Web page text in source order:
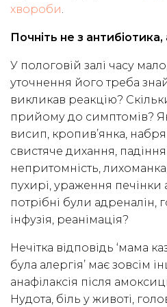
хвороби.
Почніть не з антибіотика,
У пологовій залі часу
уточнення його треба
викликав реакцію?
прийому до симптомів?
висип, кропив’янка,
свистяче дихання,
непритомність,
пухирі, ураження
потрібні були адреналін,
інфузія, реанімація?
Нечітка відповідь ‘мама
була алергія’ має зовсім
анафілаксія після
Нудота, біль у животі,